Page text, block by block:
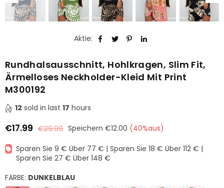
Aktie:
Rundhalsausschnitt, Hohlkragen, Slim Fit,
Ärmelloses Neckholder-Kleid Mit Print
M300192
12 sold in last 17 hours
Normaler
Preis
€17.99 €29.99 Speichern €12.00 (40%aus)
Sparen Sie 9 € Über 77 € | Sparen Sie 18 € Über 112 € |
Sparen Sie 27 € Über 148 €
FARBE: DUNKELBLAU